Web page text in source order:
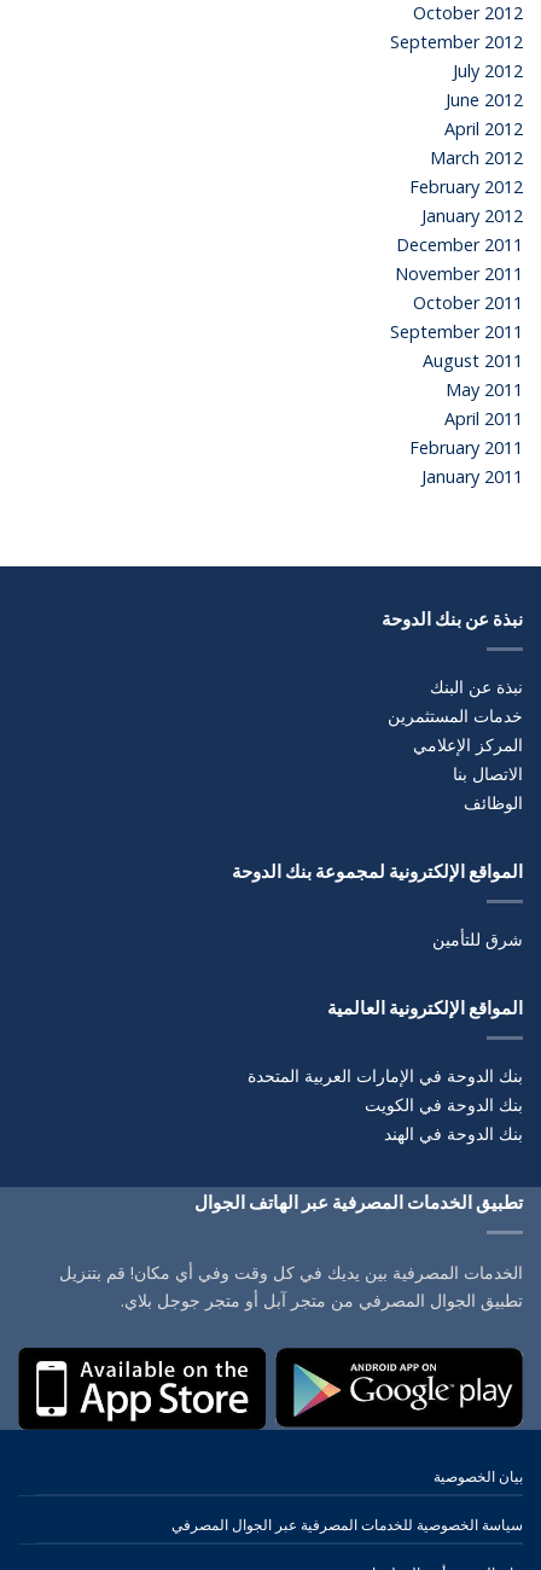
October 2012
September 2012
July 2012
June 2012
April 2012
March 2012
February 2012
January 2012
December 2011
November 2011
October 2011
September 2011
August 2011
May 2011
April 2011
February 2011
January 2011
نبذة عن بنك الدوحة
نبذة عن البنك
خدمات المستثمرين
المركز الإعلامي
الاتصال بنا
الوظائف
المواقع الإلكترونية لمجموعة بنك الدوحة
شرق للتأمين
المواقع الإلكترونية العالمية
بنك الدوحة في الإمارات العربية المتحدة
بنك الدوحة في الكويت
بنك الدوحة في الهند
تطبيق الخدمات المصرفية عبر الهاتف الجوال
الخدمات المصرفية بين يديك في كل وقت وفي أي مكان! قم بتنزيل
تطبيق الجوال المصرفي من متجر آبل أو متجر جوجل بلاي.
بيان الخصوصية
سياسة الخصوصية للخدمات المصرفية عبر الجوال المصرفي